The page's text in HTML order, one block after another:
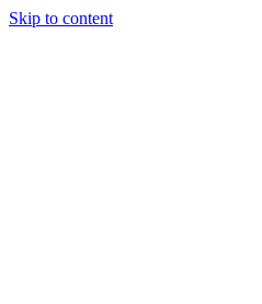
Skip to content